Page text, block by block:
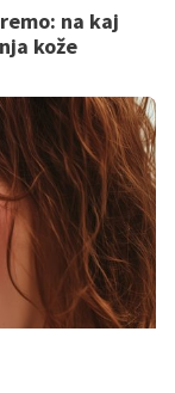
na kaj
kože